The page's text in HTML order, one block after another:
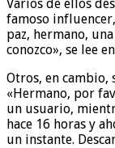
Varios de ellos
famoso
paz, hermano,
conozco», se lee
Otros, en cambio,
«Hermano, por
un usuario,
hace 16 horas y
un instante.